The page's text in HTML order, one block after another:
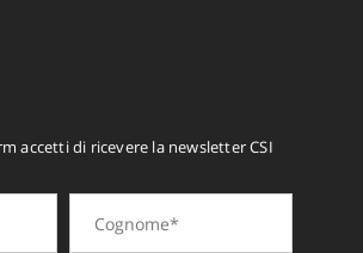
accetti di ricevere la newsletter CSI